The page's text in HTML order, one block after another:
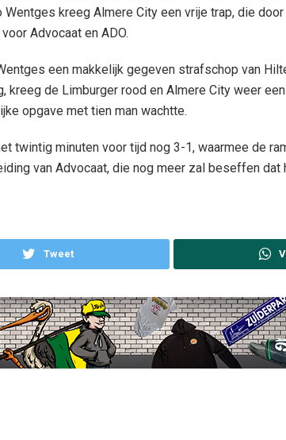
kreeg Almere City een vrije trap, die
Advocaat en ADO.
een makkelijk gegeven strafschop van
de Limburger rood en Almere City weer
opgave met tien man wachtte.
twintig minuten voor tijd nog 3-1, waarmee de
van Advocaat, die nog meer zal beseffen dat
Tweet